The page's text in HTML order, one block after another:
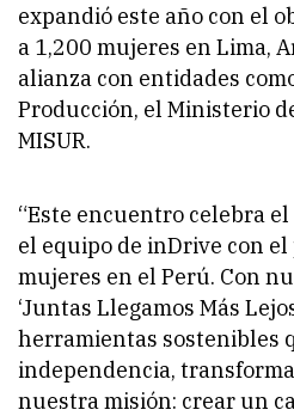
expandió este año con el
a 1,200 mujeres en Lima,
alianza con entidades
Producción, el Ministerio
MISUR.
“Este encuentro celebra
el equipo de inDrive con el
mujeres en el Perú. Con
‘Juntas Llegamos Más
herramientas sostenibles
independencia,
nuestra misión: crear un